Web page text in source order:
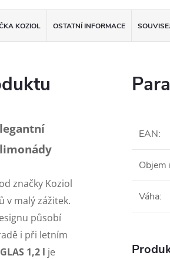
KOZIOL OSTATNÍ INFORMACE
od značky Koziol
v malý zážitek.
působí
i při letním
1,2 l je
EAN:
Objem
Váha: